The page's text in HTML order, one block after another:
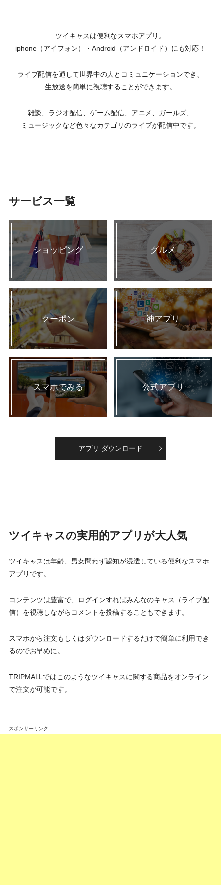
ツイキャスは便利なスマホアプリ。
iphone（アイフォン）・Android（アンドロイド）にも対応！
ライブ配信を通して世界中の人とコミュニケーションでき、
生放送を簡単に視聴することができます。
雑談、ラジオ配信、ゲーム配信、アニメ、ガールズ、
ミュージックなど色々なカテゴリのライブが配信中です。
サービス一覧
ショッピング グルメ
クーポン 神アプリ
スマホでみる 公式アプリ
アプリ ダウンロード
ツイキャスの実用的アプリが大人気
ツイキャスは年齢、男女問わず認知が浸透している便利なスマホ
アプリです。
コンテンツは豊富で、ログインすればみんなのキャス（ライブ配
信）を視聴しながらコメントを投稿することもできます。
スマホから注文もしくはダウンロードするだけで簡単に利用でき
るのでお早めに。
TRIPMALLではこのようなツイキャスに関する商品をオンライン
で注文が可能です。
スポンサーリンク